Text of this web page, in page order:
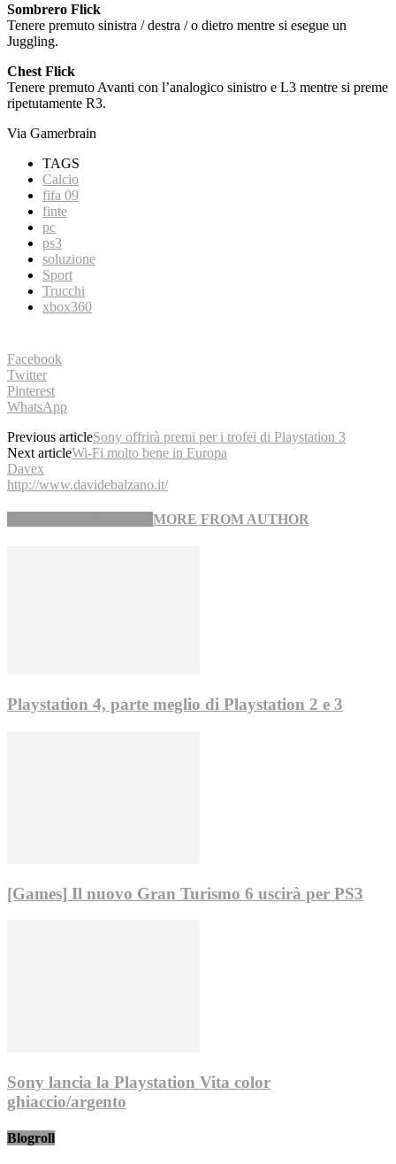
Sombrero Flick
Tenere premuto sinistra / destra / o dietro mentre si esegue un
Juggling.
Chest Flick
Tenere premuto Avanti con l’analogico sinistro e L3 mentre si preme
ripetutamente R3.
Via Gamerbrain
TAGS
Calcio
fifa 09
finte
pc
ps3
soluzione
Sport
Trucchi
xbox360
Facebook
Twitter
Pinterest
WhatsApp
Previous articleSony offrirà premi per i trofei di Playstation 3
Next articleWi-Fi molto bene in Europa
Davex
http://www.davidebalzano.it/
MORE FROM AUTHOR
Playstation 4, parte meglio di Playstation 2 e 3
[Games] Il nuovo Gran Turismo 6 uscirà per PS3
Sony lancia la Playstation Vita color
ghiaccio/argento
Blogroll